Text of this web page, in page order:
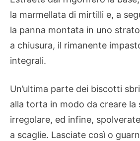
la marmellata di mirtilli e, a
la panna montata in uno
a chiusura, il rimanente
integrali.
Un’ultima parte dei biscotti
alla torta in modo da creare la
irregolare, ed infine,
a scaglie. Lasciate così o